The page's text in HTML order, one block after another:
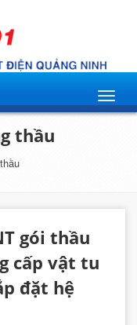
thầu
gói thầu
cấp vật tu
đặt hệ